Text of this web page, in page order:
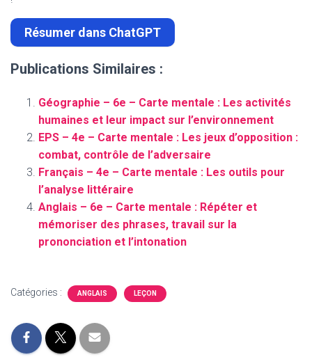
Résumer dans ChatGPT
Publications Similaires :
Géographie – 6e – Carte mentale : Les activités
humaines et leur impact sur l’environnement
EPS – 4e – Carte mentale : Les jeux d’opposition :
combat, contrôle de l’adversaire
Français – 4e – Carte mentale : Les outils pour
l’analyse littéraire
Anglais – 6e – Carte mentale : Répéter et
mémoriser des phrases, travail sur la
prononciation et l’intonation
Catégories : ANGLAIS LEÇON